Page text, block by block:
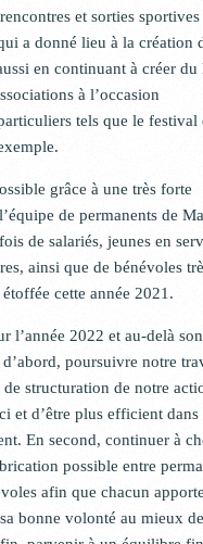
et sorties sportives
a donné lieu à la création
en continuant à créer du
à l’occasion
tels que le festival
grâce à une très forte
de permanents de
de salariés, jeunes en
ainsi que de bénévoles
cette année 2021.
l’année 2022 et au-delà
poursuivre notre
structuration de notre
et d’être plus efficient dans
En second, continuer à
possible entre
afin que chacun
bonne volonté au mieux